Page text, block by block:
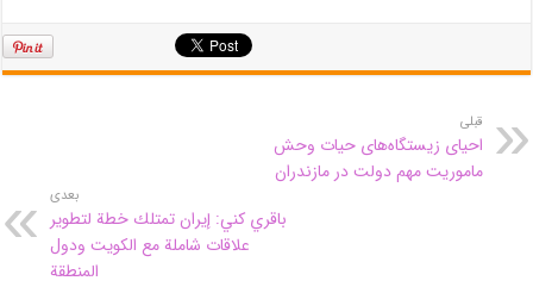
قبلی
احیای زیستگاه‌های حیات وحش
ماموریت مهم دولت در مازندران
بعدی
باقري كني: إيران تمتلك خطة لتطوير
علاقات شاملة مع الكويت ودول
المنطقة